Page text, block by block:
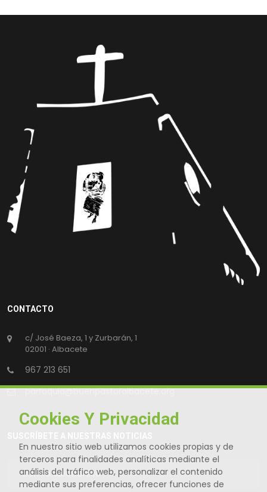
CONTACTO
c/ José Baeza, 1 y Zurbarán, 1
02001 · Albacete
967 213 651
parroquia@buenpastoralbacete.org
Cookies Y Privacidad
En nuestro sitio web utilizamos cookies propias y de
terceros para finalidades analíticas mediante el
análisis del tráfico web, personalizar el contenido
mediante sus preferencias, ofrecer funciones de